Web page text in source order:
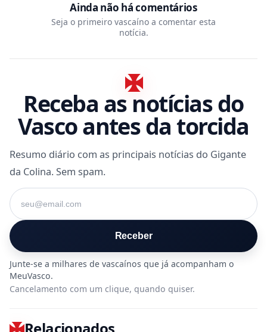
Ainda não há comentários
Seja o primeiro vascaíno a comentar esta
notícia.
Receba as notícias do
Vasco antes da torcida
Resumo diário com as principais notícias do Gigante
da Colina. Sem spam.
Seu e-mail
Receber
Cancelamento com um clique, quando quiser.
Relacionados